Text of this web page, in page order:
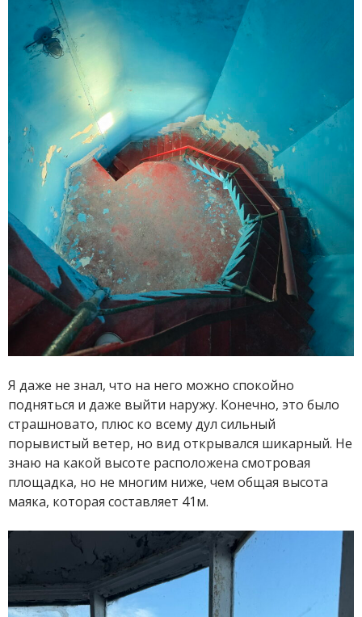
Я даже не знал, что на него можно спокойно
подняться и даже выйти наружу. Конечно, это было
страшновато, плюс ко всему дул сильный
порывистый ветер, но вид открывался шикарный. Не
знаю на какой высоте расположена смотровая
площадка, но не многим ниже, чем общая высота
маяка, которая составляет 41м.